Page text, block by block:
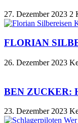
27. Dezember 2023 2
FLORIAN
26. Dezember 2023
BEN ZUCKER:
23. Dezember 2023